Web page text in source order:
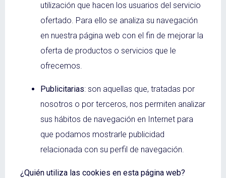
utilización que hacen los usuarios del servicio
ofertado. Para ello se analiza su navegación
en nuestra página web con el fin de mejorar la
oferta de productos o servicios que le
ofrecemos.
Publicitarias: son aquellas que, tratadas por
nosotros o por terceros, nos permiten analizar
sus hábitos de navegación en Internet para
que podamos mostrarle publicidad
relacionada con su perfil de navegación.
¿Quién utiliza las cookies en esta página web?